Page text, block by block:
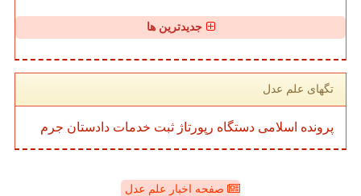
جدیدترین ها
تگهای علم عدل
پرونده اسلامی دستگاه رپورتاژ ثبت خدمات دادستان جرم
صفحه اخبار علم عدل